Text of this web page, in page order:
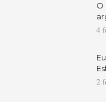
O
4
2